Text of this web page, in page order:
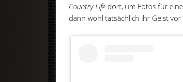
Country Life dort, um Fotos für
dann wohl tatsächlich ihr Geist vor